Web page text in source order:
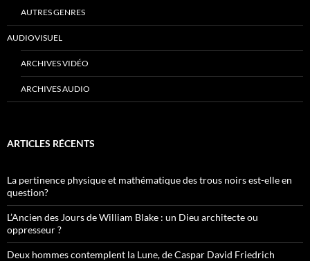
AUTRES GENRES
AUDIOVISUEL
ARCHIVES VIDÉO
ARCHIVES AUDIO
ARTICLES RÉCENTS
La pertinence physique et mathématique des trous noirs est-elle en
question?
L’Ancien des Jours de William Blake : un Dieu architecte ou
oppresseur ?
Deux hommes contemplent la Lune, de Caspar David Friedrich